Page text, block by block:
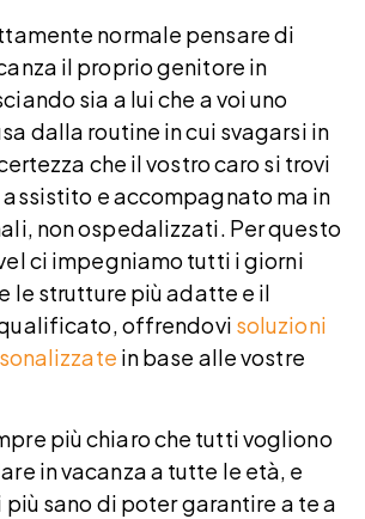
normale pensare di
il proprio genitore in
sia a lui che a voi uno
dalla routine in cui svagarsi in
che il vostro caro si trovi
assistito e accompagnato ma in
non ospedalizzati. Per questo
ci impegniamo tutti i giorni
le strutture più adatte e il
offrendovi soluzioni
in base alle vostre
più chiaro che tutti vogliono
in vacanza a tutte le età, e
più sano di poter garantire a te a